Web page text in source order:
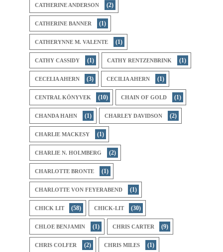
CATHERINE ANDERSON (2)
CATHERINE BANNER (1)
CATHERYNNE M. VALENTE (1)
CATHY CASSIDY (1) CATHY RENTZENBRINK (1)
CECELIA AHERN (3) CECILIA AHERN (1)
CENTRAL KÖNYVEK (10) CHAIN OF GOLD (1)
CHANDA HAHN (1) CHARLEY DAVIDSON (2)
CHARLIE MACKESY (1)
CHARLIE N. HOLMBERG (2)
CHARLOTTE BRONTE (1)
CHARLOTTE VON FEYERABEND (1)
CHICK LIT (58) CHICK-LIT (30)
CHLOE BENJAMIN (1) CHRIS CARTER (9)
CHRIS COLFER (2) CHRIS MILES (1)